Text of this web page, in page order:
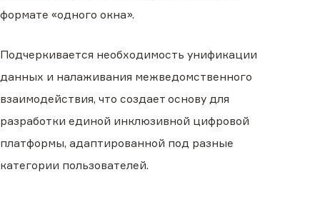
формате «одного окна».
Подчеркивается необходимость унификации
данных и налаживания межведомственного
взаимодействия, что создает основу для
разработки единой инклюзивной цифровой
платформы, адаптированной под разные
категории пользователей.